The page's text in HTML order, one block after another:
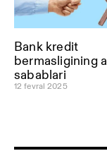
Bank kredit
bermasligining
sabablari
12 fevral 2025